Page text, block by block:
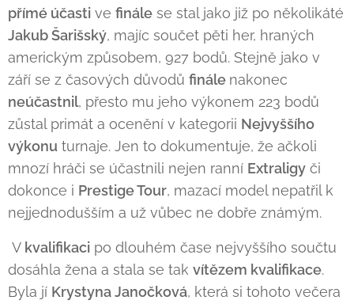
přímé účasti ve finále se stal jako již po několikáté
Jakub Šarišský, majíc součet pěti her, hraných
americkým způsobem, 927 bodů. Stejně jako v
září se z časových důvodů finále nakonec
neúčastnil, přesto mu jeho výkonem 223 bodů
zůstal primát a ocenění v kategorii Nejvyššího
výkonu turnaje. Jen to dokumentuje, že ačkoli
mnozí hráči se účastnili nejen ranní Extraligy či
dokonce i Prestige Tour, mazací model nepatřil k
nejjednodušším a už vůbec ne dobře známým.
V kvalifikaci po dlouhém čase nejvyššího součtu
dosáhla žena a stala se tak vítězem kvalifikace.
Byla jí Krystyna Janočková, která si tohoto večera